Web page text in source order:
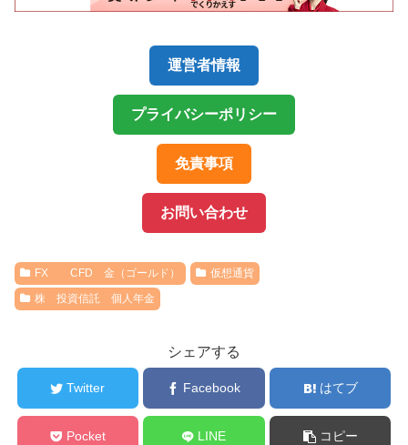
運営者情報
プライバシーポリシー
免責事項
お問い合わせ
FX CFD 金（ゴールド）
仮想通貨
株 投資信託 個人年金
シェアする
Twitter Facebook はてブ
Pocket LINE コピー